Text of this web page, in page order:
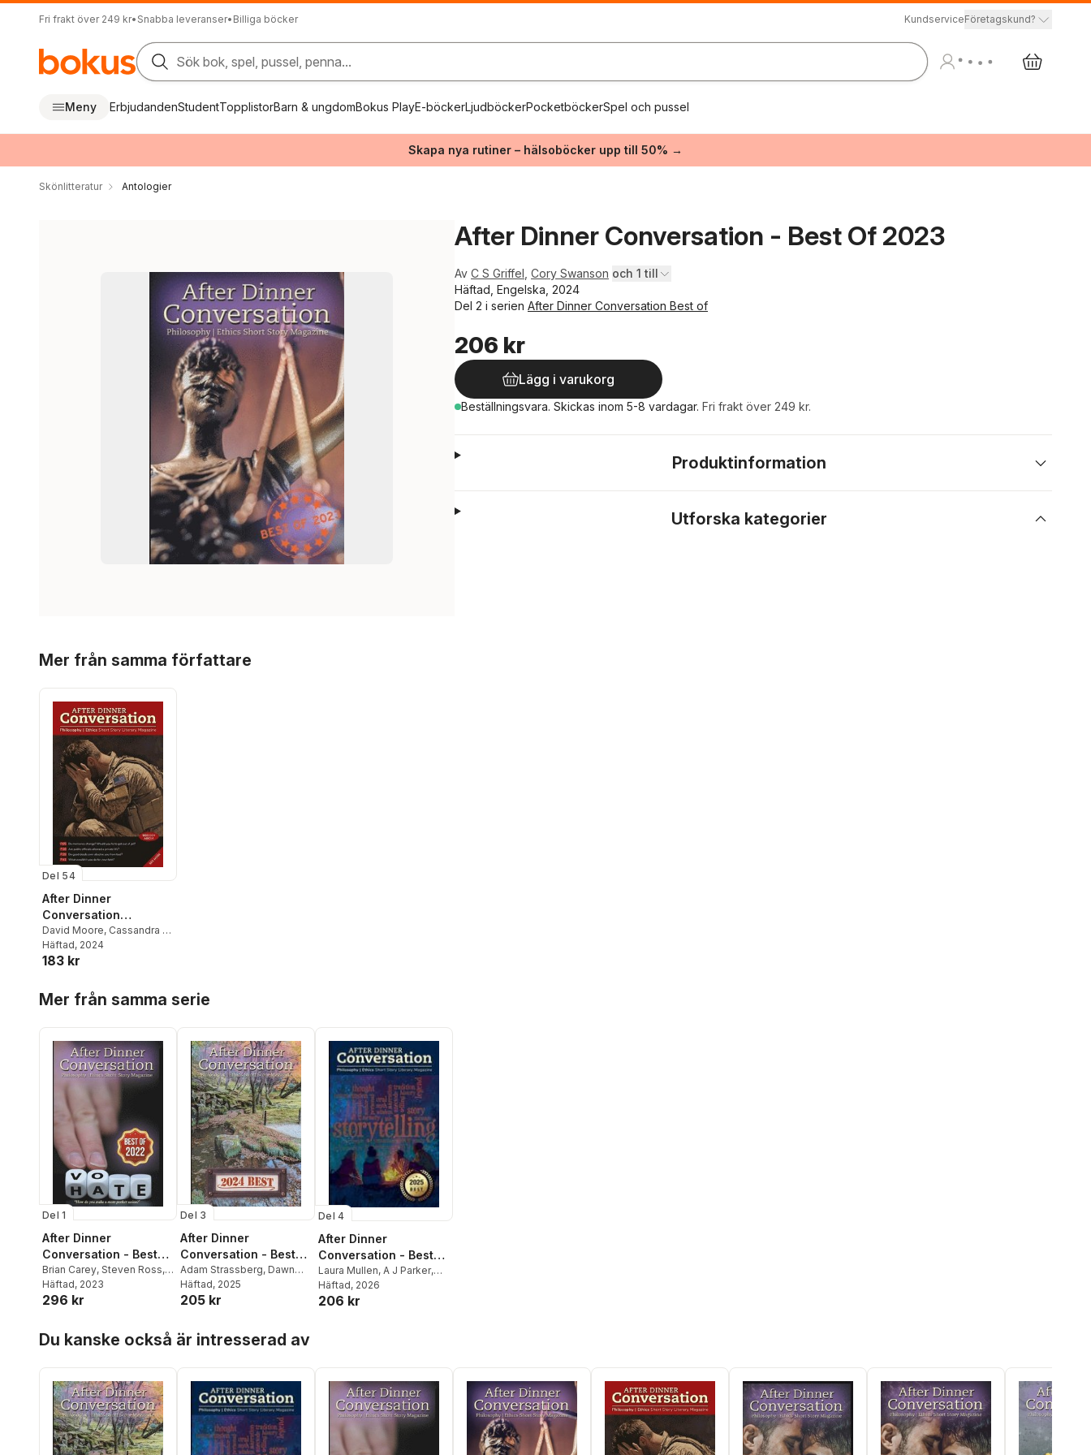
Fri frakt över 249 kr• Snabba leveranser• Billiga böcker KundserviceFöretagskund?
Sök bok, spel, pussel, penna...
Meny ErbjudandenStudentTopplistorBarn & ungdomBokus PlayE-böckerLjudböckerPocketböckerSpel och pussel
Skapa nya rutiner – hälsoböcker upp till 50% →
Skönlitteratur Antologier
After Dinner Conversation - Best Of 2023
Av C S Griffel Cory Swanson och 1 till
Häftad, Engelska, 2024
Del 2 i serien After Dinner Conversation Best of
206 kr
Lägg i varukorg
Beställningsvara. Skickas inom 5-8 vardagar. Fri frakt över 249 kr.
Produktinformation
Utforska kategorier
Mer från samma författare
Del 54
After Dinner
Conversation
Magazine
David Moore, Cassandra R
D'Alessandro
Häftad, 2024
183 kr
Mer från samma serie
Del 1
After Dinner
Conversation - Best
Of 2022
Brian Carey, Steven Ross,
Margret a Treiber
Häftad, 2023
296 kr
Del 3
After Dinner
Conversation - Best
Of 2024
Adam Strassberg, Dawn
Muenchrath,
Häftad, 2025
205 kr
Del 4
After Dinner
Conversation - Best
Of 2025
Laura Mullen, A J Parker,
Joseph S Klapach
Häftad, 2026
206 kr
Du kanske också är intresserad av